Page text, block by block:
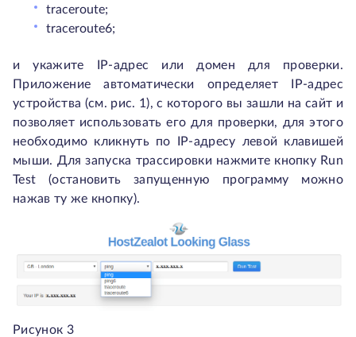
traceroute;
traceroute6;
и укажите IP-адрес или домен для проверки.
Приложение автоматически определяет IP-адрес
устройства (см. рис. 1), с которого вы зашли на сайт и
позволяет использовать его для проверки, для этого
необходимо кликнуть по IP-адресу левой клавишей
мыши. Для запуска трассировки нажмите кнопку Run
Test (остановить запущенную программу можно
нажав ту же кнопку).
Рисунок 3